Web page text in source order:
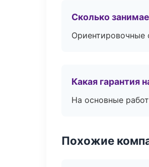
Сколько
Ориентировочные
Какая гарантия
На основные
Похожие